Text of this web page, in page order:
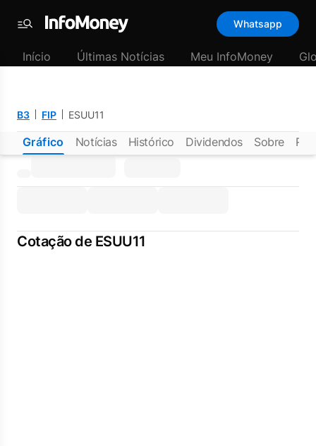
Menu
Whatsapp
Início Últimas Notícias Meu InfoMoney
B3 FIP ESUU11
Gráfico Notícias Histórico Dividendos Sobre
Cotação de ESUU11